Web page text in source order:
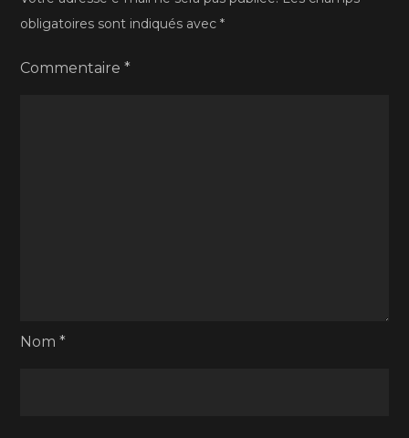
obligatoires sont indiqués avec*
Commentaire*
Nom*